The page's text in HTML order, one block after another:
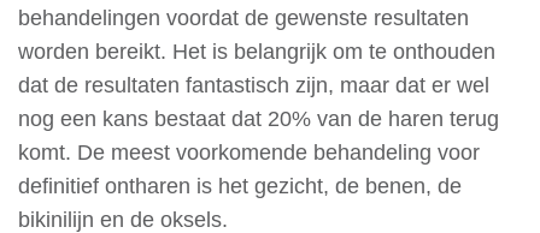
behandelingen voordat de gewenste resultaten
worden bereikt. Het is belangrijk om te onthouden
dat de resultaten fantastisch zijn, maar dat er wel
nog een kans bestaat dat 20% van de haren terug
komt. De meest voorkomende behandeling voor
definitief ontharen is het gezicht, de benen, de
bikinilijn en de oksels.